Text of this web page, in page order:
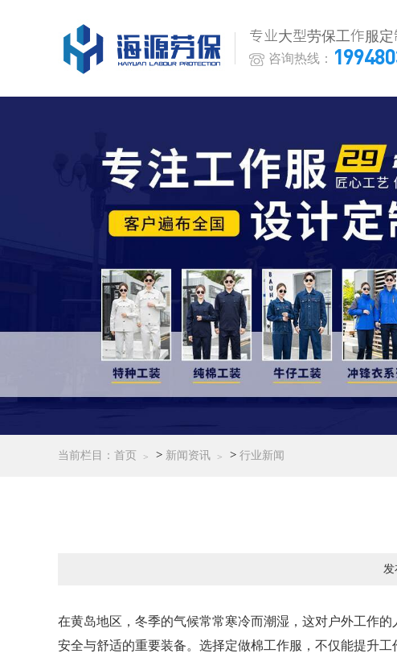
专业大型劳保工作服
咨询热线：
当前栏目： 首页 > 新闻资讯 > 行业新闻
发
在黄岛地区，冬季的气候常常寒冷而潮湿，这对户外工作
安全与舒适的重要装备。选择定做棉工作服，不仅能提升